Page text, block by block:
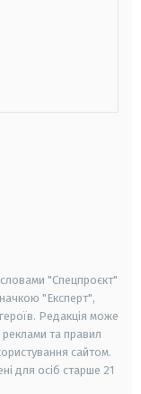
словами "Спецпроєкт"
"Експерт",
Редакція може
реклами та правил
сайтом.
для осіб старше 21